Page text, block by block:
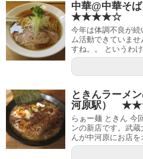
中華@中華そ
★★★★☆
今年は体調不良が
ム活動できていま
すね。。 というわ
ときんラーメ
河原駅）
らぁー麺 ときん 今
ンの新店です。武
んが中河原にお店